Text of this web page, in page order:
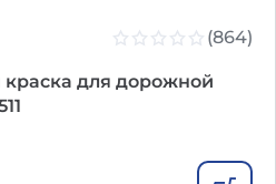
(864)
для дорожной